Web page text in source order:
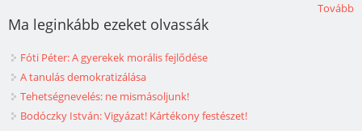
Tovább
Ma leginkább ezeket olvassák
Fóti Péter: A gyerekek morális fejlődése
A tanulás demokratizálása
Tehetségnevelés: ne mismásoljunk!
Bodóczky István: Vigyázat! Kártékony festészet!